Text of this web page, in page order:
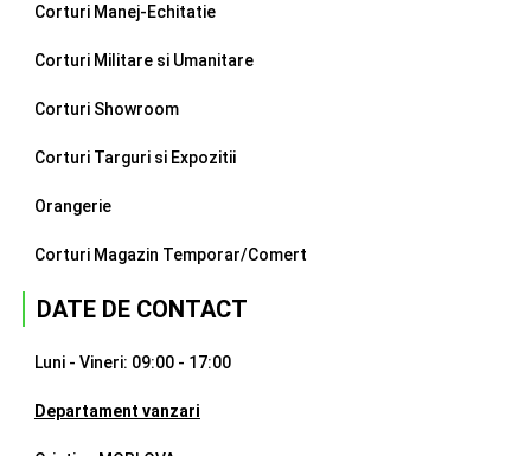
Corturi Manej-Echitatie
Corturi Militare si Umanitare
Corturi Showroom
Corturi Targuri si Expozitii
Orangerie
Corturi Magazin Temporar/Comert
DATE DE CONTACT
Luni - Vineri: 09:00 - 17:00
Departament vanzari